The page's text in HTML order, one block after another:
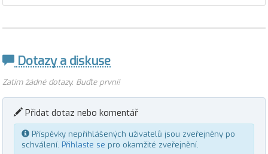
Dotazy a diskuse
Zatím žádné dotazy. Buďte první!
Přidat dotaz nebo komentář
Příspěvky nepřihlášených uživatelů jsou zveřejněny po
schválení. Přihlaste se pro okamžité zveřejnění.